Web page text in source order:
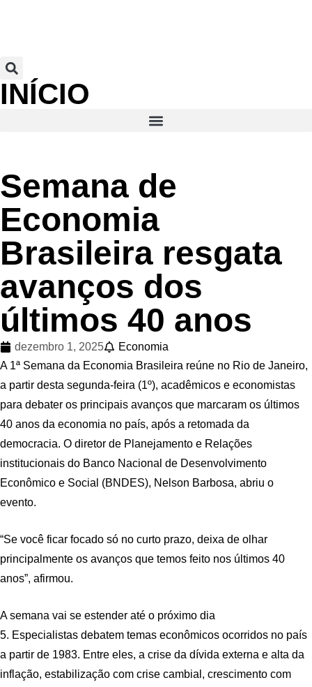
INÍCIO
Semana de
Economia
Brasileira resgata
avanços dos
últimos 40 anos
dezembro 1, 2025
Economia
A 1ª Semana da Economia Brasileira reúne no Rio de Janeiro,
a partir desta segunda-feira (1º), acadêmicos e economistas
para debater os principais avanços que marcaram os últimos
40 anos da economia no país, após a retomada da
democracia. O diretor de Planejamento e Relações
institucionais do Banco Nacional de Desenvolvimento
Econômico e Social (BNDES), Nelson Barbosa, abriu o
evento.
“Se você ficar focado só no curto prazo, deixa de olhar
principalmente os avanços que temos feito nos últimos 40
anos”, afirmou.
A semana vai se estender até o próximo dia
5. Especialistas debatem temas econômicos ocorridos no país
a partir de 1983. Entre eles, a crise da dívida externa e alta da
inflação, estabilização com crise cambial, crescimento com